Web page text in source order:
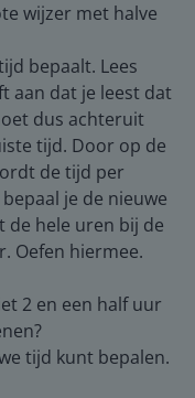
wijzer met halve
bepaalt. Lees
aan dat je leest dat
dus achteruit
tijd. Door op de
de tijd per
je de nieuwe
de hele uren bij de
Oefen hiermee.
2 en een half uur
tijd kunt bepalen.